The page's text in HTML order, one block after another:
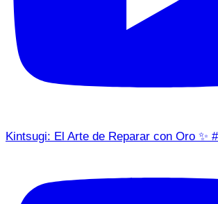
Kintsugi: El Arte de Reparar con Oro ✨